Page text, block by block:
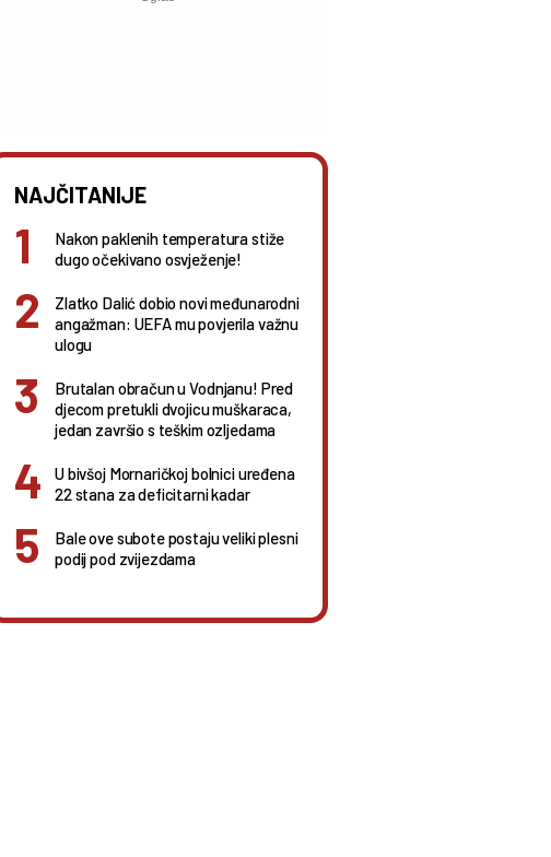
NAJČITANIJE
Nakon paklenih temperatura stiže
dugo očekivano osvježenje!
Zlatko Dalić dobio novi međunarodni
angažman: UEFA mu povjerila važnu
ulogu
Brutalan obračun u Vodnjanu! Pred
djecom pretukli dvojicu muškaraca,
jedan završio s teškim ozljedama
U bivšoj Mornaričkoj bolnici uređena
22 stana za deficitarni kadar
Bale ove subote postaju veliki plesni
podij pod zvijezdama